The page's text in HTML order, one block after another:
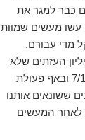
כבר למגר את
עשו מעשים שמוות
מדי עבורם.
העזתים שלא
השתתפו בטבח ב 7/10 ובאף פעולת
ששונאים אותנו
לאחר המעשים